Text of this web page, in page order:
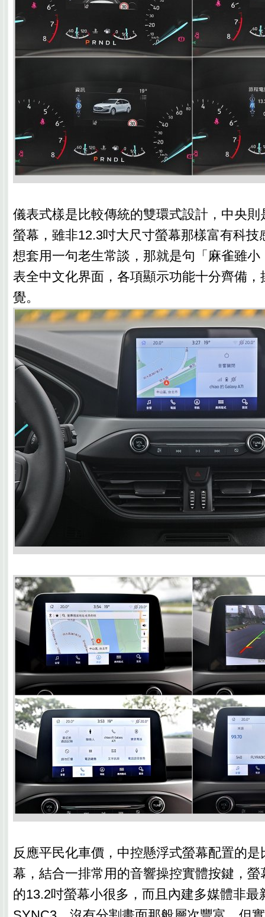
儀表式樣是比較傳統的雙環式設計，中央
螢幕，雖非12.3吋大尺寸螢幕那樣富有科技
想套用一句老生常談，那就是句「麻雀雖
表全中文化界面，各項顯示功能十分齊備，
覺。
反應平民化車價，中控懸浮式螢幕配置的
幕，結合一排常用的音響操控實體按鍵，
的13.2吋螢幕小很多，而且內建多媒體非最